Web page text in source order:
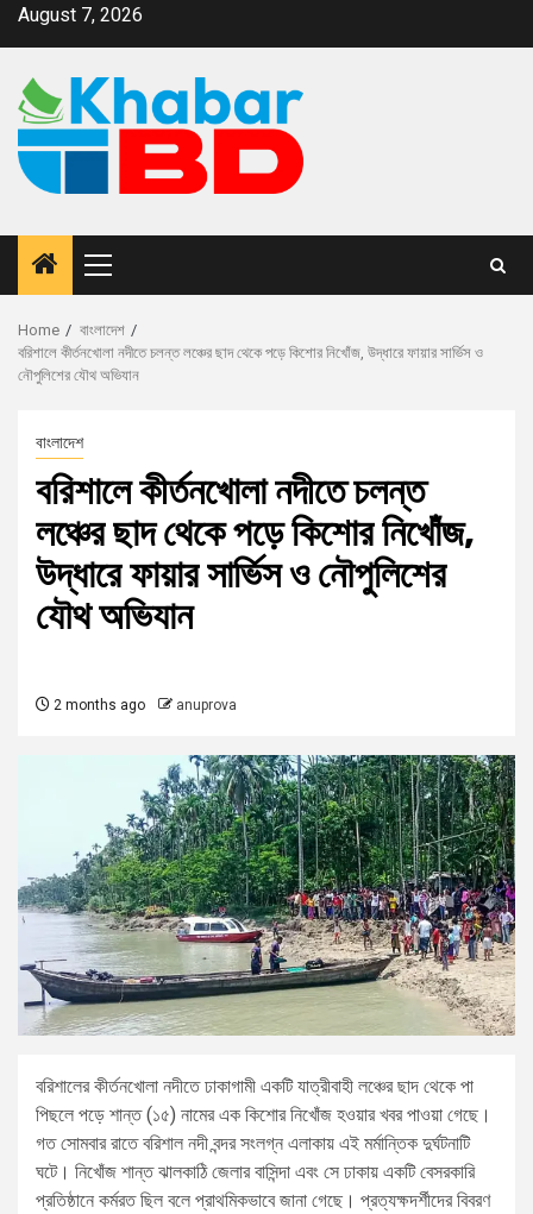
August 7, 2026
Home
বাংলাদেশ
বরিশালে কীর্তনখোলা নদীতে চলন্ত লঞ্চের ছাদ থেকে পড়ে কিশোর নিখোঁজ, উদ্ধারে ফায়ার সার্ভিস ও
নৌপুলিশের যৌথ অভিযান
বাংলাদেশ
বরিশালে কীর্তনখোলা নদীতে চলন্ত
লঞ্চের ছাদ থেকে পড়ে কিশোর নিখোঁজ,
উদ্ধারে ফায়ার সার্ভিস ও নৌপুলিশের
যৌথ অভিযান
2 months ago anuprova
বরিশালের কীর্তনখোলা নদীতে ঢাকাগামী একটি যাত্রীবাহী লঞ্চের ছাদ থেকে পা
পিছলে পড়ে শান্ত (১৫) নামের এক কিশোর নিখোঁজ হওয়ার খবর পাওয়া গেছে।
গত সোমবার রাতে বরিশাল নদী বন্দর সংলগ্ন এলাকায় এই মর্মান্তিক দুর্ঘটনাটি
ঘটে। নিখোঁজ শান্ত ঝালকাঠি জেলার বাসিন্দা এবং সে ঢাকায় একটি বেসরকারি
প্রতিষ্ঠানে কর্মরত ছিল বলে প্রাথমিকভাবে জানা গেছে। প্রত্যক্ষদর্শীদের বিবরণ